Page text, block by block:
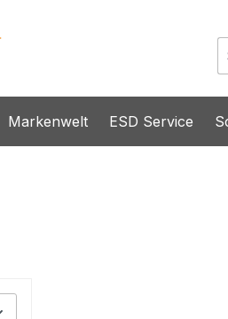
Markenwelt ESD Service